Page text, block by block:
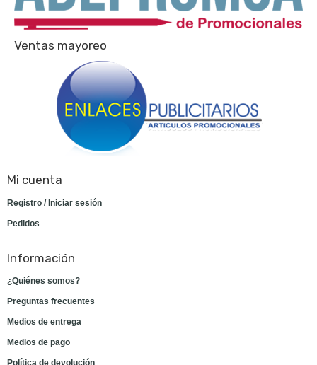
Ventas mayoreo
Mi cuenta
Registro / Iniciar sesión
Pedidos
Información
¿Quiénes somos?
Preguntas frecuentes
Medios de entrega
Medios de pago